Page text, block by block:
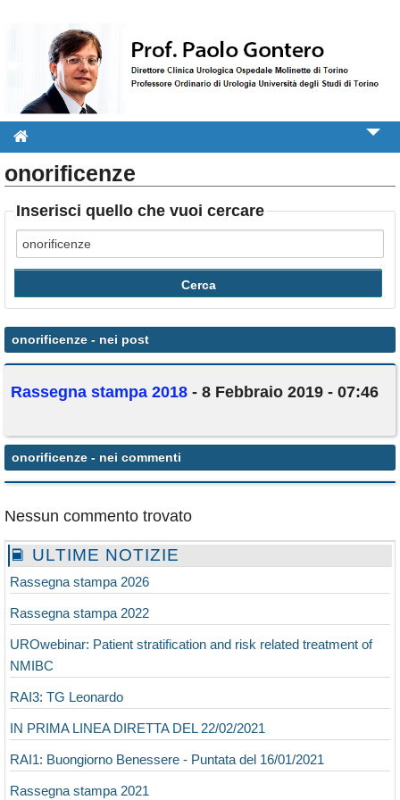
Informazioni per il paziente
Libri e Pubblicazioni
Video
Attività
Rassegna stampa
Contatti
onorificenze
Inserisci quello che vuoi cercare
onorificenze - nei post
Rassegna stampa 2018 - 8 Febbraio 2019 - 07:46
onorificenze - nei commenti
Nessun commento trovato
ULTIME NOTIZIE
Rassegna stampa 2026
Rassegna stampa 2022
UROwebinar: Patient stratification and risk related treatment of
NMIBC
RAI3: TG Leonardo
IN PRIMA LINEA DIRETTA DEL 22/02/2021
RAI1: Buongiorno Benessere - Puntata del 16/01/2021
Rassegna stampa 2021